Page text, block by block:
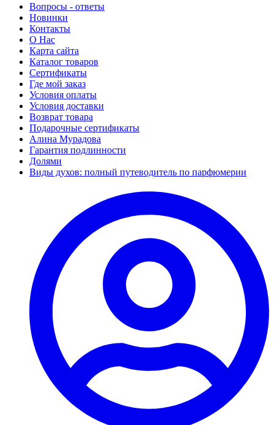
Вопросы - ответы
Новинки
Контакты
О Нас
Карта сайта
Каталог товаров
Сертификаты
Где мой заказ
Условия оплаты
Условия доставки
Возврат товара
Подарочные сертификаты
Алина Мурадова
Гарантия подлинности
Долями
Виды духов: полный путеводитель по парфюмерии